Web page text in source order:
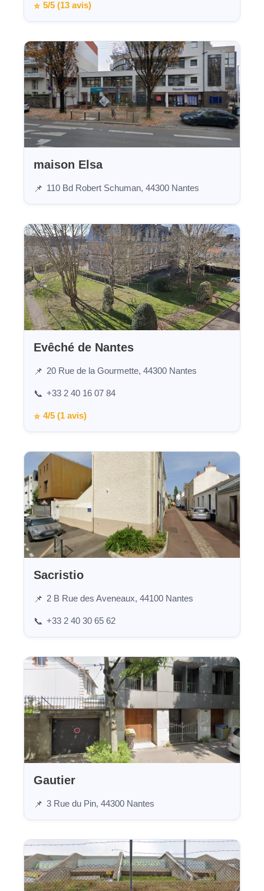
⭐ 5/5 (13 avis)
maison Elsa
📌 110 Bd Robert Schuman, 44300 Nantes
Evêché de Nantes
📌 20 Rue de la Gourmette, 44300 Nantes
📞 +33 2 40 16 07 84
⭐ 4/5 (1 avis)
Sacristio
📌 2 B Rue des Aveneaux, 44100 Nantes
📞 +33 2 40 30 65 62
Gautier
📌 3 Rue du Pin, 44300 Nantes